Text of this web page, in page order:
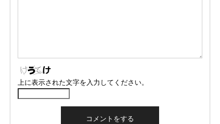
上に表示された文字を入力してください。